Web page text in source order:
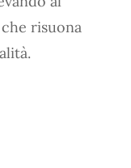
risuona